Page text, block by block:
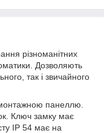
різноманітних
Дозволяють
так і звичайного
панеллю.
Ключ замку має
IP 54 має на